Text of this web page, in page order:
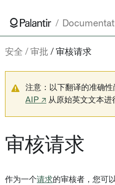
安全 审批 审核请求
注意：以下翻译的准确
AIP ↗ 从原始英文文本进
审核请求
作为一个请求的审核者，您可